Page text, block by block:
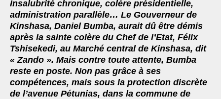
eb
oo
k
tt
er
ai
l
at
s
A
p
p
ar
e
Insalubrité chronique, colère présidentielle,
administration parallèle… Le Gouverneur de
Kinshasa, Daniel Bumba, aurait dû être démis
après la sainte colère du Chef de l’Etat, Félix
Tshisekedi, au Marché central de Kinshasa, dit
« Zando ». Mais contre toute attente, Bumba
reste en poste. Non pas grâce à ses
compétences, mais sous la protection discrète
de l’avenue Pétunias, dans la commune de